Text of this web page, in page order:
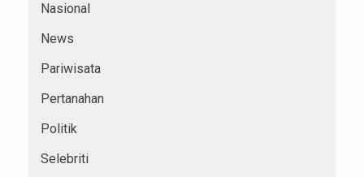
Nasional
News
Pariwisata
Pertanahan
Politik
Selebriti